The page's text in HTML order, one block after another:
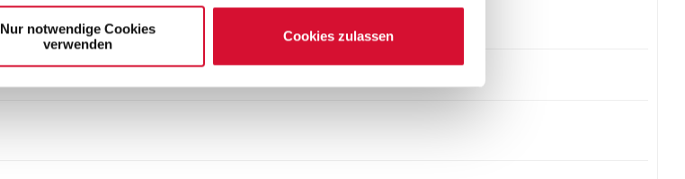
Nur notwendige Cookies
verwenden
Cookies zulassen